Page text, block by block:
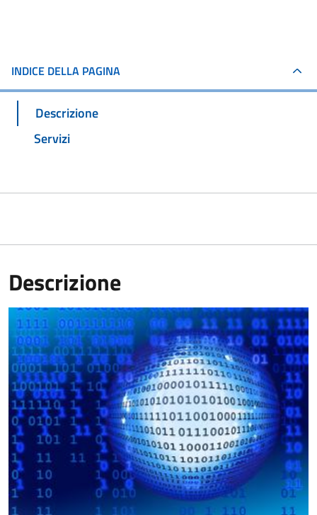
INDICE DELLA PAGINA
Descrizione
Servizi
Descrizione